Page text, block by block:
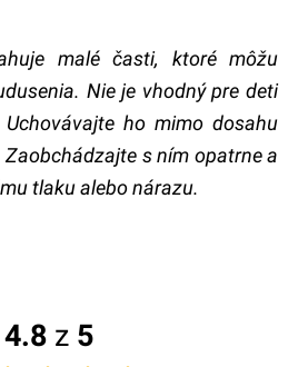
malé časti, ktoré môžu
Nie je vhodný pre deti
ho mimo dosahu
s ním opatrne a
tlaku alebo nárazu.
4.8 z 5